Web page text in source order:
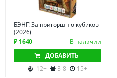
БЭНГ! За пригоршню кубиков
(2026)
₽ 1640
В наличии
ДОБАВИТЬ
12+
3-8 15+